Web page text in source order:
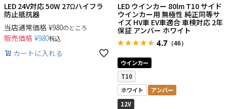
LED 24V対応 50W 27Ωハイフラ
防止抵抗器
当店通常価格 ¥980のところ
販売価格 ¥980税込
カートに入れる
LED ウインカー 80lm T10 サイド
ウインカー用 無極性 純正同等サ
イズ HV車 EV車適合 車検対応 2年
保証 アンバー ホワイト
4.7 （46）
ウインカー
T10
ホワイト
アンバー
12V